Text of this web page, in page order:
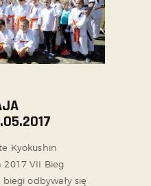
Kyokushin
2017 VII Bieg
odbywały się